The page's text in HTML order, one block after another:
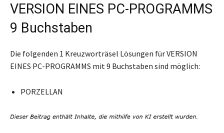
VERSION EINES PC-PROGRAMMS
9 Buchstaben
Die folgenden 1 Kreuzworträsel Lösungen für VERSION
EINES PC-PROGRAMMS mit 9 Buchstaben sind möglich:
PORZELLAN